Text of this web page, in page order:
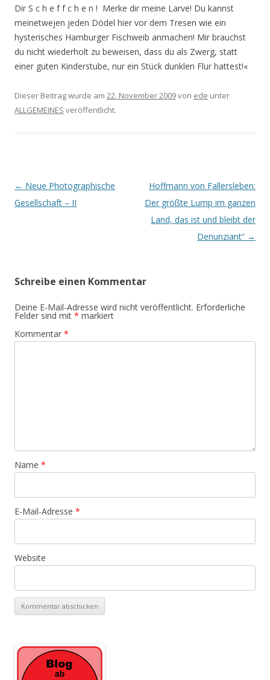
Dir S c h e f f c h e n ! Merke dir meine Larve! Du kannst
meinetwejen jeden Dödel hier vor dem Tresen wie ein
hysterisches Hamburger Fischweib anmachen! Mir brauchst
du nicht wiederholt zu beweisen, dass du als Zwerg, statt
einer guten Kinderstube, nur ein Stück dunklen Flur hattest!«
Dieser Beitrag wurde am 22. November 2009von ede unter
ALLGEMEINES veröffentlicht.
Beitrags-
Navigation
← Neue Photographische
Gesellschaft – II
Hoffmann von Fallersleben:
Der größte Lump im ganzen
Land, das ist und bleibt der
Denunziant“ →
Schreibe einen Kommentar
Deine E-Mail-Adresse wird nicht veröffentlicht. Erforderliche
Felder sind mit * markiert
Kommentar *
Name *
E-Mail-Adresse *
Website